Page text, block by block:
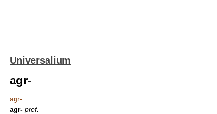
Universalium
agr-
agr-
agr- pref.